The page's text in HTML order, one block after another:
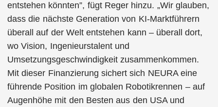
entstehen könnten”, fügt Reger hinzu. „Wir glauben,
dass die nächste Generation von KI-Marktführern
überall auf der Welt entstehen kann – überall dort,
wo Vision, Ingenieurstalent und
Umsetzungsgeschwindigkeit zusammenkommen.
Mit dieser Finanzierung sichert sich NEURA eine
führende Position im globalen Robotikrennen – auf
Augenhöhe mit den Besten aus den USA und